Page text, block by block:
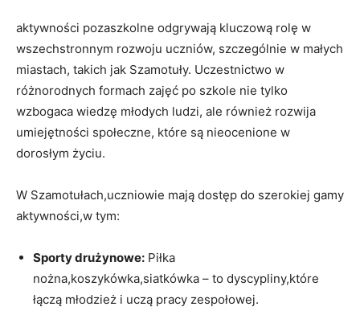
aktywności pozaszkolne odgrywają kluczową rolę w
wszechstronnym rozwoju uczniów, szczególnie w małych
miastach, takich jak Szamotuły. Uczestnictwo w
różnorodnych formach zajęć po szkole nie tylko
wzbogaca wiedzę młodych ludzi, ale również rozwija
umiejętności społeczne, które są nieocenione w
dorosłym życiu.
W Szamotułach,uczniowie mają dostęp do szerokiej gamy
aktywności,w tym:
Sporty drużynowe: Piłka
nożna,koszykówka,siatkówka – to dyscypliny,które
łączą młodzież i uczą pracy zespołowej.